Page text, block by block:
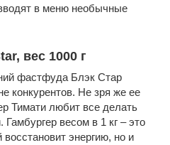
в меню необычные
вес 1000 г
фастфуда Блэк Стар
конкурентов. Не зря же ее
Тимати любит все делать
весом в 1 кг – это
энергию, но и